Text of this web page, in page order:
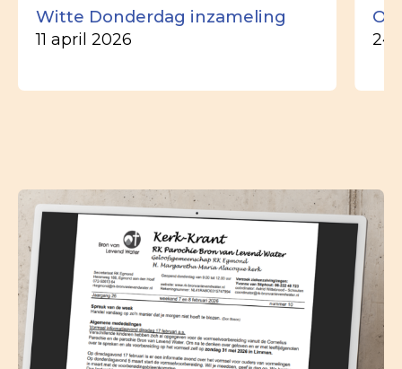
Witte Donderdag inzameling
11 april 2026 24